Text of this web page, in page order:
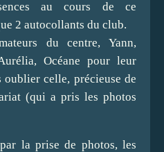
au cours de ce
2 autocollants du club.
du centre, Yann,
Océane pour leur
oublier celle, précieuse de
(qui a pris les photos
la prise de photos, les